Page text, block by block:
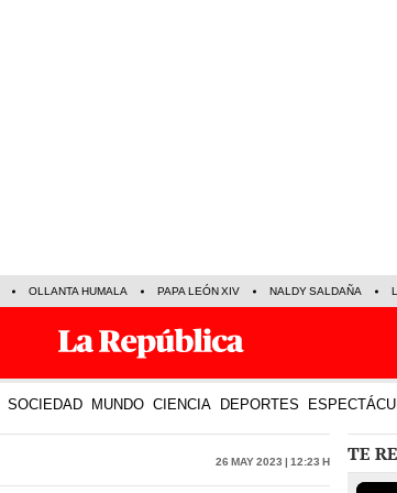
OLLANTA HUMALA PAPA LEÓN XIV NALDY SALDAÑA
SOCIEDAD MUNDO CIENCIA DEPORTES
26 May 2023 | 12:23 h TE